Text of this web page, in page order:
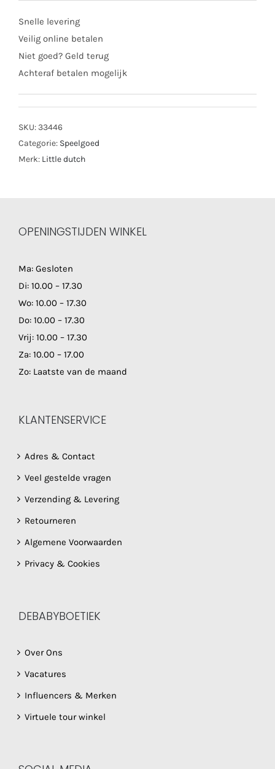
Snelle levering
Veilig online betalen
Niet goed? Geld terug
Achteraf betalen mogelijk
SKU:33446
Categorie: Speelgoed
Merk: Little dutch
OPENINGSTIJDEN WINKEL
Ma: Gesloten
Di: 10.00 – 17.30
Wo: 10.00 – 17.30
Do: 10.00 – 17.30
Vrij: 10.00 – 17.30
Za: 10.00 – 17.00
Zo: Laatste van de maand
KLANTENSERVICE
Adres & Contact
Veel gestelde vragen
Verzending & Levering
Retourneren
Algemene Voorwaarden
Privacy & Cookies
DEBABYBOETIEK
Over Ons
Vacatures
Influencers & Merken
Virtuele tour winkel